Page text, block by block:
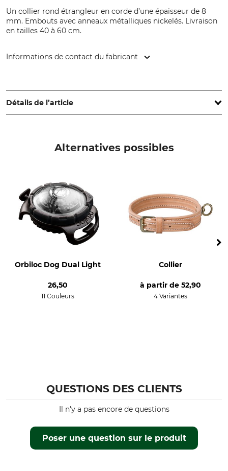
Un collier rond étrangleur en corde d’une épaisseur de 8
mm. Embouts avec anneaux métalliques nickelés. Livraison
en tailles 40 à 60 cm.
Informations de contact du fabricant
Slovakia, www.mystique-dummy.eu
Détails de l’article
Alternatives possibles
Orbiloc Dog Dual Light
26,50
11 Couleurs
Collier
à partir de 52,90
4 Variantes
QUESTIONS DES CLIENTS
Poser une question sur le produit
Il n'y a pas encore de questions